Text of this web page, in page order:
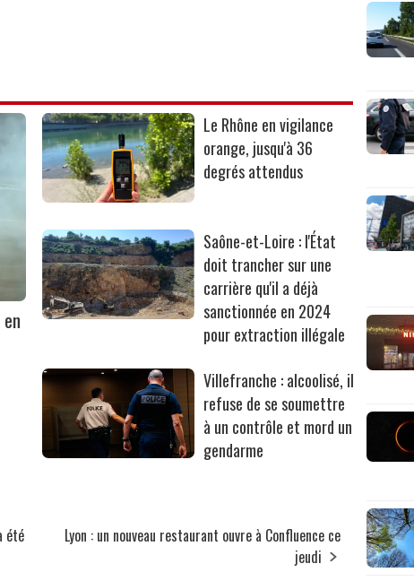
Le Rhône en vigilance
orange, jusqu'à 36
degrés attendus
Saône-et-Loire : l'État
doit trancher sur une
carrière qu'il a déjà
sanctionnée en 2024
pour extraction illégale
Villefranche : alcoolisé, il
refuse de se soumettre
à un contrôle et mord un
gendarme
été
Lyon : un nouveau restaurant ouvre à Confluence ce
jeudi